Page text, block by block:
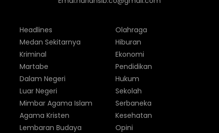
Headlines
Medan Sekitarnya
Kriminal
Martabe
Dalam Negeri
Luar Negeri
Olahraga
Hiburan
Ekonomi
Pendidikan
Hukum
Sekolah
Mimbar Agama Islam
Agama Kristen
Lembaran Budaya
Serbaneka
Kesehatan
Opini